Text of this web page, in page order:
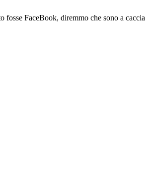
fosse FaceBook, diremmo che sono a caccia